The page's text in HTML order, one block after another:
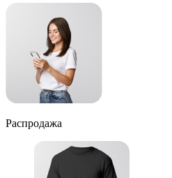
Распродажа